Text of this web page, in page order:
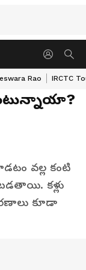
Rao IRCTC
వల్ల కంటి
కళ్లు
కూడా